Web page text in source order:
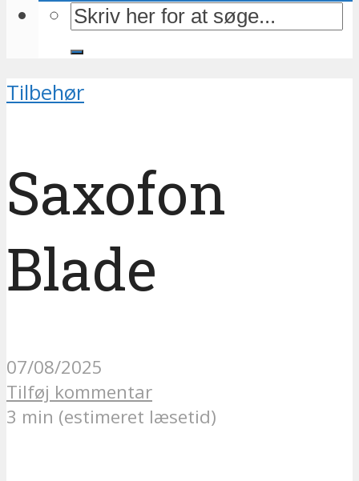
Tilbehør
Saxofon
Blade
07/08/2025
Tilføj kommentar
3 min (estimeret læsetid)